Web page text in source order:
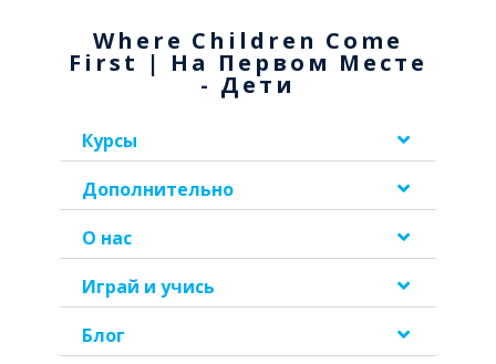
Where Children Come
First | На Первом Месте
- Дети
Курсы
Дополнительно
О нас
Играй и учись
Блог